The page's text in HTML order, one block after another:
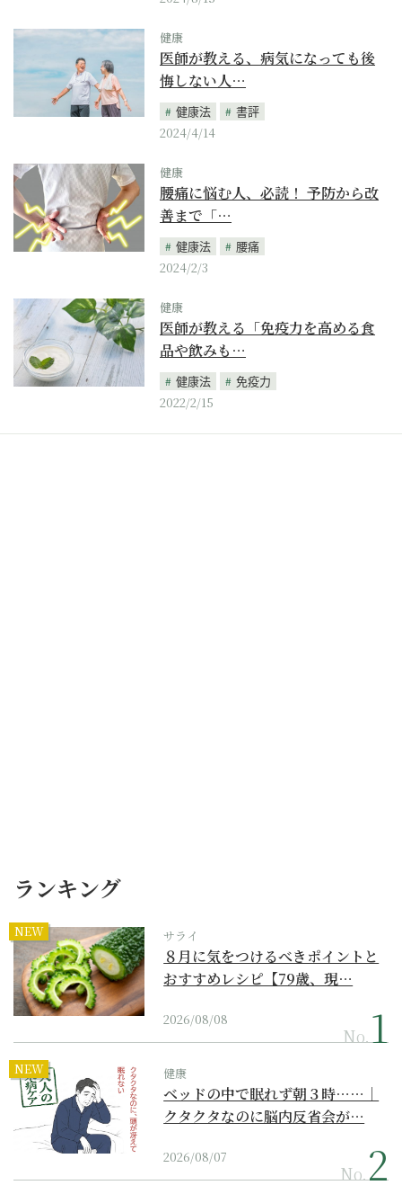
健康
医師が教える、病気になっても後
悔しない人…
健康法
書評
2024/4/14
健康
腰痛に悩む人、必読！ 予防から改
善まで「…
健康法
腰痛
2024/2/3
健康
医師が教える「免疫力を高める食
品や飲みも…
健康法
免疫力
2022/2/15
ランキング
NEW サライ
８月に気をつけるべきポイントと
おすすめレシピ【79歳、現…
2026/08/08
No.
NEW 健康
ベッドの中で眠れず朝３時……｜
クタクタなのに脳内反省会が…
2026/08/07
No.